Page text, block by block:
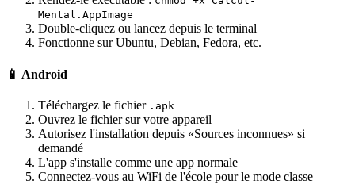
Mental.AppImage
Double-cliquez ou lancez depuis le terminal
Fonctionne sur Ubuntu, Debian, Fedora, etc.
📱 Android
Téléchargez le fichier .apk
Ouvrez le fichier sur votre appareil
Autorisez l'installation depuis «Sources inconnues» si
demandé
L'app s'installe comme une app normale
Connectez-vous au WiFi de l'école pour le mode classe